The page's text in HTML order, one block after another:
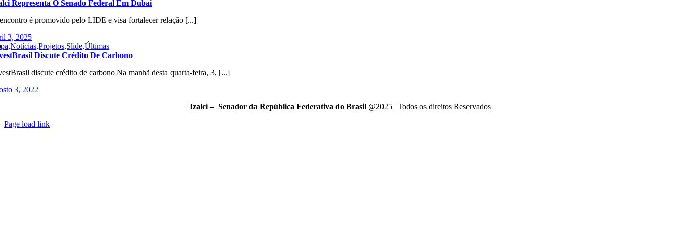
Representa O Senado Federal Em Dubai
é promovido pelo LIDE e visa fortalecer relação [...]
3, 2025
Discute Crédito De Carbono
discute crédito de carbono Na manhã desta quarta-feira, 3, [...]
3, 2022
Izalci – Senador da República Federativa do Brasil@2025 | Todos os direitos Reservados
Page load link